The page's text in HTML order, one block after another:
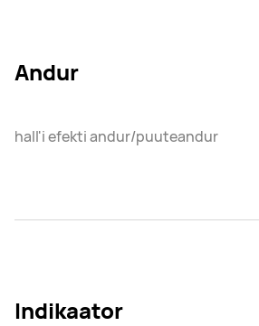
Andur
hall'i efekti andur/puuteandur
Indikaator